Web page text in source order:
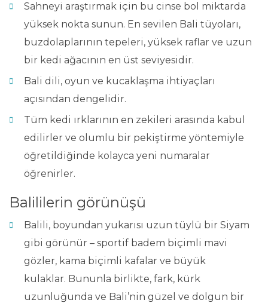
Sahneyi araştırmak için bu cinse bol miktarda
yüksek nokta sunun. En sevilen Bali tüyoları,
buzdolaplarının tepeleri, yüksek raflar ve uzun
bir kedi ağacının en üst seviyesidir.
Bali dili, oyun ve kucaklaşma ihtiyaçları
açısından dengelidir.
Tüm kedi ırklarının en zekileri arasında kabul
edilirler ve olumlu bir pekiştirme yöntemiyle
öğretildiğinde kolayca yeni numaralar
öğrenirler.
Balililerin görünüşü
Balili, boyundan yukarısı uzun tüylü bir Siyam
gibi görünür – sportif badem biçimli mavi
gözler, kama biçimli kafalar ve büyük
kulaklar. Bununla birlikte, fark, kürk
uzunluğunda ve Bali’nin güzel ve dolgun bir